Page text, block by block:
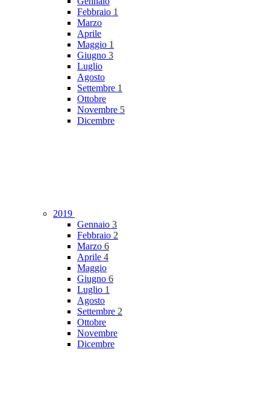
Febbraio 1
Marzo
Aprile
Maggio 1
Giugno 3
Luglio
Agosto
Settembre 1
Ottobre
Novembre 5
Dicembre
2019
Gennaio 3
Febbraio 2
Marzo 6
Aprile 4
Maggio
Giugno 6
Luglio 1
Agosto
Settembre 2
Ottobre
Novembre
Dicembre